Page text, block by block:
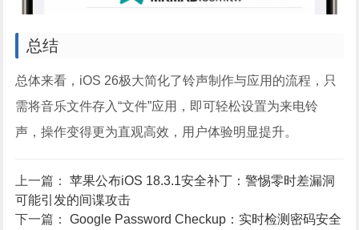
总结
总体来看，iOS 26极大简化了铃声制作与应用的流程，只
需将音乐文件存入“文件”应用，即可轻松设置为来电铃
声，操作变得更为直观高效，用户体验明显提升。
上一篇：苹果公布iOS 18.3.1安全补丁：警惕零时差漏洞
可能引发的间谍攻击
下一篇：Google Password Checkup：实时检测密码安全